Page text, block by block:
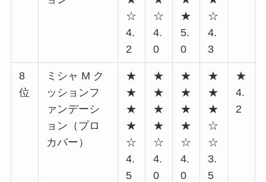
☆
4.
2
☆
4.
0
★
5.
0
☆
4.
3
8
位
ミシャ M ク
ッションフ
ァンデーシ
ョン（プロ
カバー）
★
★
★
★
☆
4.
5
★
★
★
★
☆
4.
0
★
★
★
★
☆
4.
0
★
★
★
☆
☆
3.
5
★
4.
2